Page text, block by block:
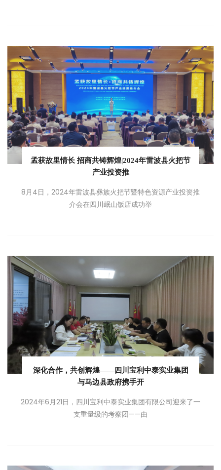
孟获故里情长 招商共铸辉煌|2024年雷波县火把节
产业投资推
8月4日，2024年雷波县彝族火把节暨特色资源产业投资推
介会在四川岷山饭店成功举
深化合作，共创辉煌——四川宝利中泰实业集团
与马边县政府携手开
2024年6月21日，四川宝利中泰实业集团有限公司迎来了一
支重量级的考察团——由